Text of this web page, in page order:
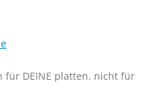
für DEINE platten. nicht für